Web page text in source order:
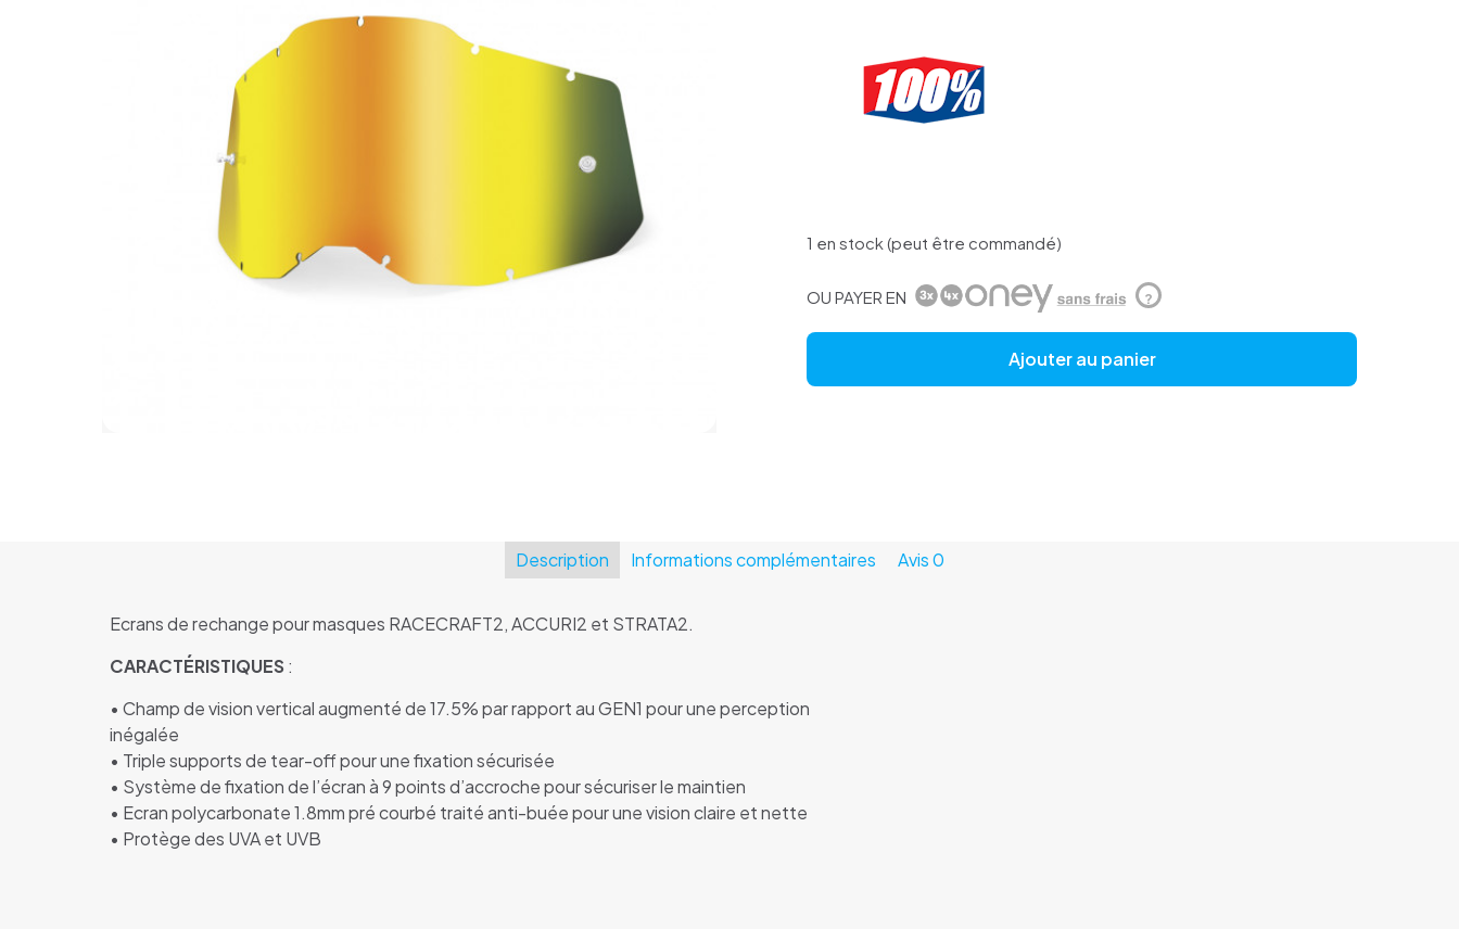
1 en stock (peut être commandé)
OU PAYER EN ?
Ajouter au panier
Description Informations complémentaires Avis0
Ecrans de rechange pour masques RACECRAFT2, ACCURI2 et STRATA2.
CARACTÉRISTIQUES :
• Champ de vision vertical augmenté de 17.5% par rapport au GEN1 pour une perception
inégalée
• Triple supports de tear-off pour une fixation sécurisée
• Système de fixation de l’écran à 9 points d’accroche pour sécuriser le maintien
• Ecran polycarbonate 1.8mm pré courbé traité anti-buée pour une vision claire et nette
• Protège des UVA et UVB